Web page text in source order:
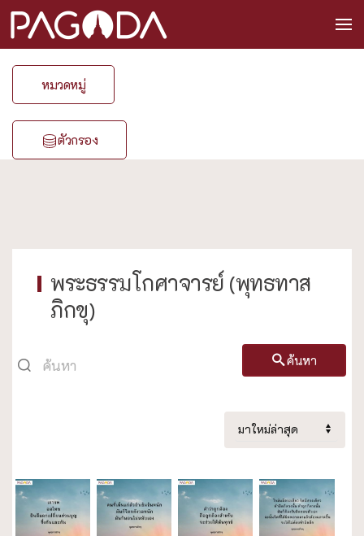
หมวดหมู่
ตัวกรอง
พระธรรมโกศาจารย์ (พุทธทาส
ภิกขุ)
ค้นหา